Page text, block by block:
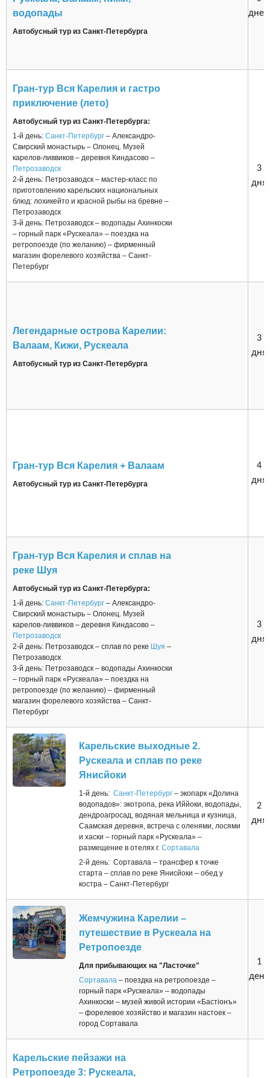
водопады
Автобусный тур из Санкт-Петербурга
дней
Гран-тур Вся Карелия и гастро
приключение (лето)
Автобусный тур из Санкт-Петербурга:
1-й день: Санкт-Петербург – Александро-
Свирский монастырь – Олонец. Музей
карелов-ливвиков – деревня Киндасово –
Петрозаводск
2-й день: Петрозаводск – мастер-класс по
приготовлению карельских национальных
блюд: лохикейто и красной рыбы на бревне –
Петрозаводск
3-й день: Петрозаводск – водопады Ахинкоски
– горный парк «Рускеала» – поездка на
ретропоезде (по желанию) – фирменный
магазин форелевого хозяйства – Санкт-
Петербург
3
дня
Легендарные острова Карелии:
Валаам, Кижи, Рускеала
Автобусный тур из Санкт-Петербурга
3
дня
Гран-тур Вся Карелия + Валаам
Автобусный тур из Санкт-Петербурга
4
дня
Гран-тур Вся Карелия и сплав на
реке Шуя
Автобусный тур из Санкт-Петербурга:
1-й день: Санкт-Петербург – Александро-
Свирский монастырь – Олонец. Музей
карелов-ливвиков – деревня Киндасово –
Петрозаводск
2-й день: Петрозаводск – сплав по реке Шуя –
Петрозаводск
3-й день: Петрозаводск – водопады Ахинкоски
– горный парк «Рускеала» – поездка на
ретропоезде (по желанию) – фирменный
магазин форелевого хозяйства – Санкт-
Петербург
3
дня
Карельские выходные 2.
Рускеала и сплав по реке
Янисйоки
1-й день: Санкт-Петербург – экопарк «Долина
водопадов»: экотропа, река Иййоки, водопады,
дендроагросад, водяная мельница и кузница,
Саамская деревня, встреча с оленями, лосями
и хаски – горный парк «Рускеала» –
размещение в отелях г. Сортавала
2-й день: Сортавала – трансфер к точке
старта – сплав по реке Янисйоки – обед у
костра – Санкт-Петербург
2
дня
Жемчужина Карелии –
путешествие в Рускеала на
Ретропоезде
Для прибывающих на "Ласточке"
Сортавала – поездка на ретропоезде –
горный парк «Рускеала» – водопады
Ахинкоски – музей живой истории «Бастiонъ»
– форелевое хозяйство и магазин настоек –
город Сортавала
1
день
Карельские пейзажи на
Ретропоезде 3: Рускеала,